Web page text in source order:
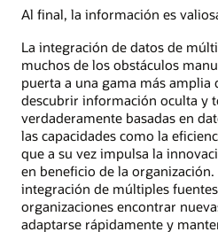
Al final, la información es
La integración de datos de
muchos de los obstáculos
puerta a una gama más amplia
descubrir información oculta y
verdaderamente basadas en
las capacidades como la
que a su vez impulsa la
en beneficio de la
integración de múltiples
organizaciones encontrar
adaptarse rápidamente y